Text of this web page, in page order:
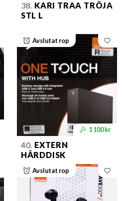
38. KARI TRAA TRÖJA
STL L
Avslutat rop
1 100 kr
40. EXTERN
HÅRDDISK
Avslutat rop